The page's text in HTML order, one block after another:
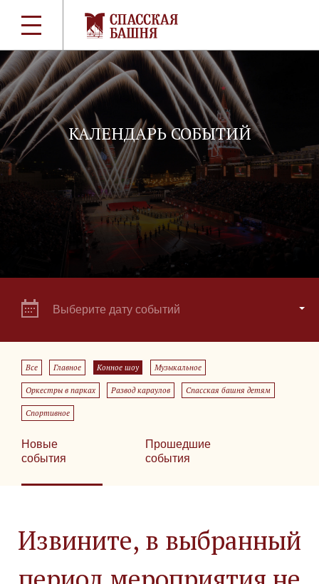
КАЛЕНДАРЬ СОБЫТИЙ
Выберите дату событий
Все Главное Конное шоу Музыкальное
Оркестры в парках Развод караулов Спасская башня детям
Спортивное
Новые
события
Прошедшие
события
Извините, в выбранный